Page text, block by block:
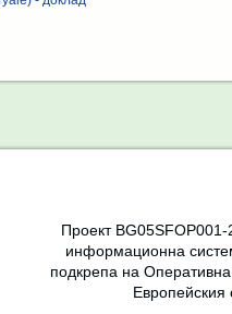
Проект
информационна
подкрепа на